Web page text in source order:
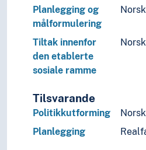
Historie og historiefaget
Humaniora
Informatikk og
Ingeniørfag
Kulturkunnskap
Lingvistikk
Litteratur
Navn, personer og
Planlegging og
målformulering
Tiltak innenfor
den etablerte
sosiale ramme
Tilsvarande
Politikkutforming
Planlegging